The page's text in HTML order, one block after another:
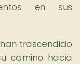
en sus
trascendido
camino hacia